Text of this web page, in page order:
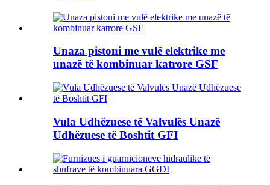
Unaza pistoni me vulë elektrike me
unazë të kombinuar katrore GSF
Vula Udhëzuese të Valvulës Unazë
Udhëzuese të Boshtit GFI